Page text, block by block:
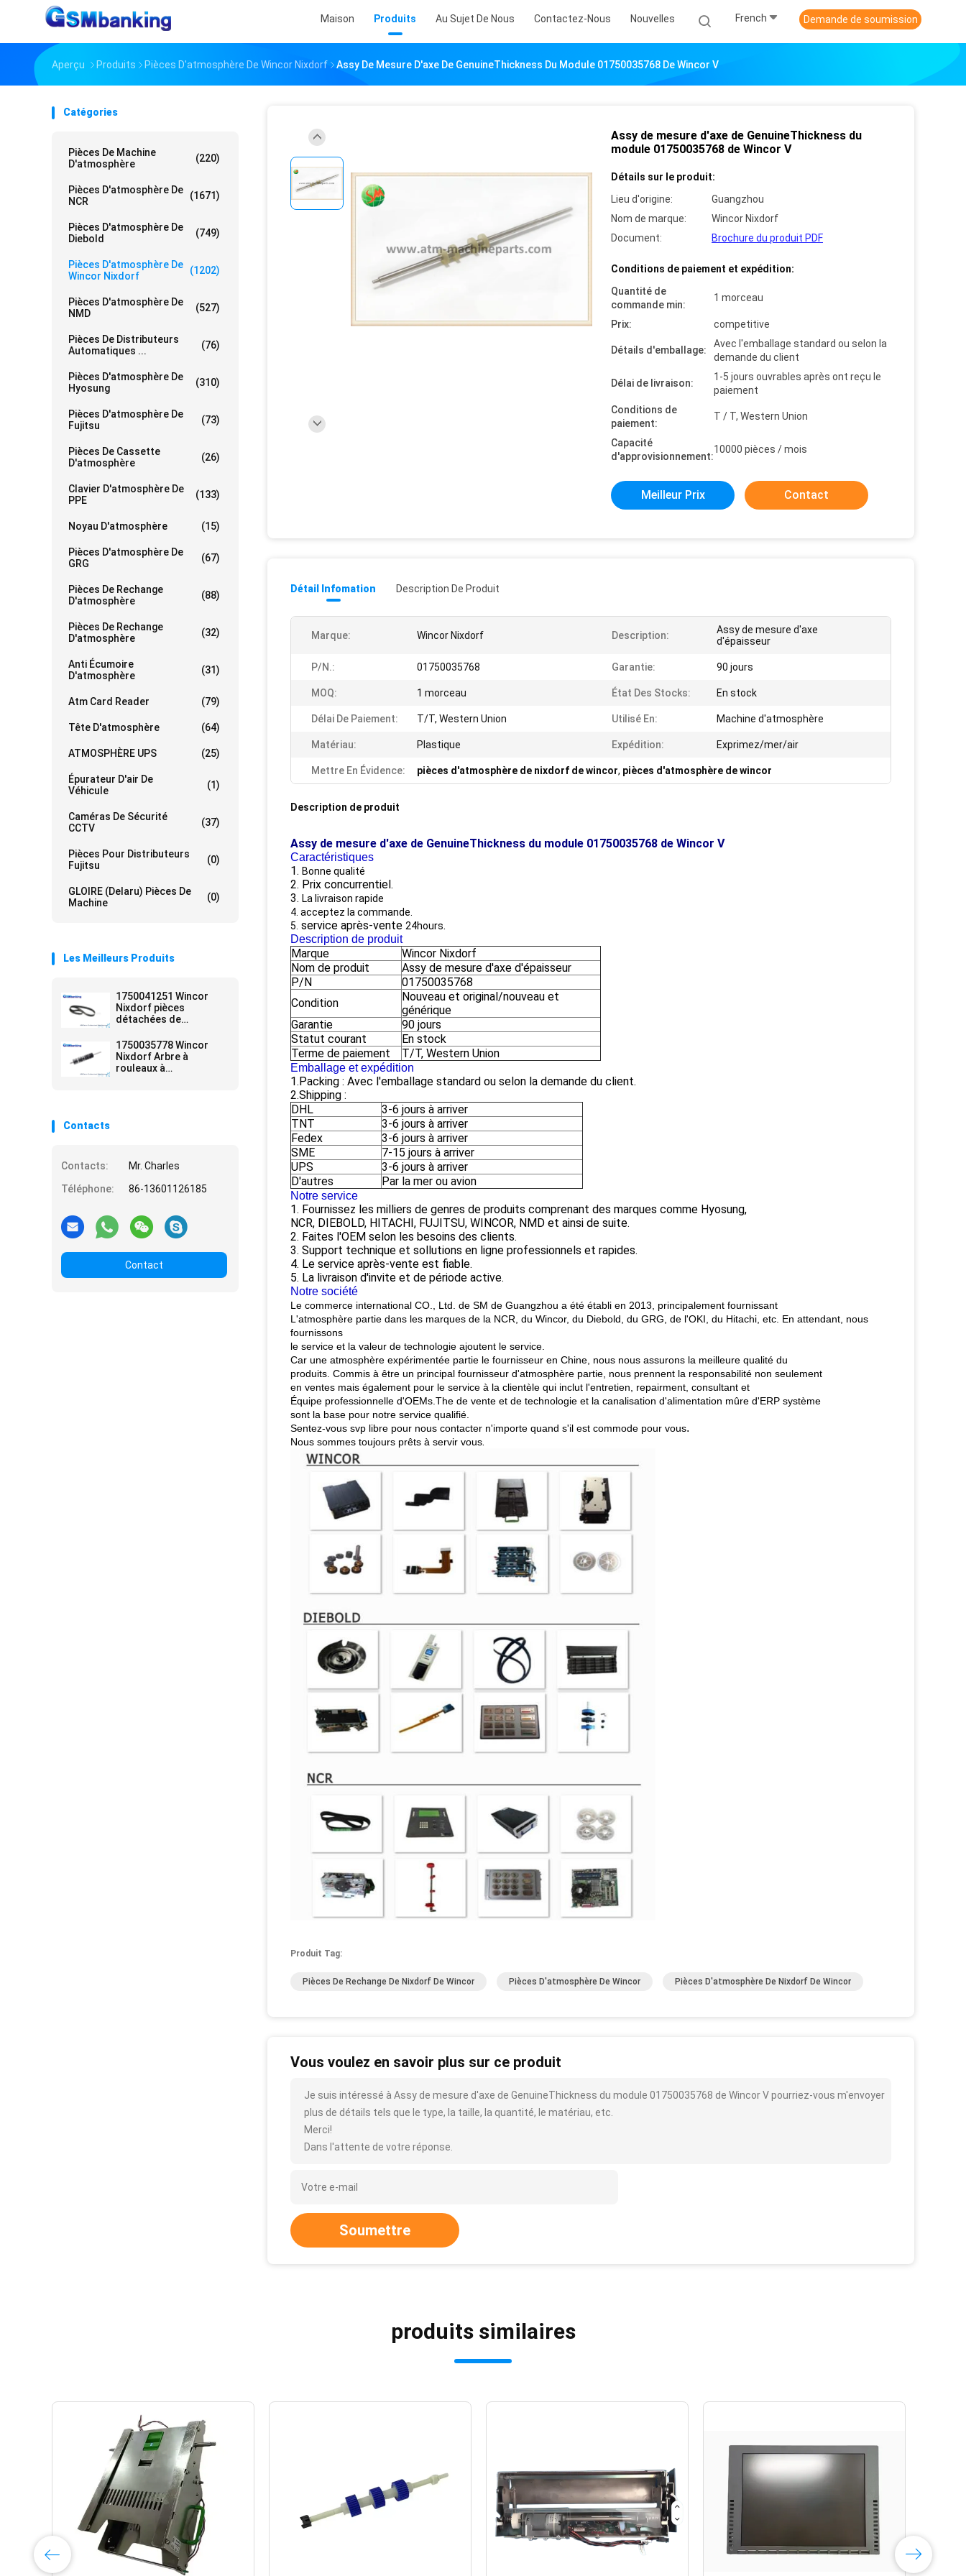
Maison Produits Au Sujet De Nous Contactez-Nous Nouvelles French Demande de soumission
Aperçu Produits Pièces D'atmosphère De Wincor Nixdorf Assy De Mesure D'axe De GenuineThickness Du Module 01750035768 De Wincor V
Catégories
Pièces De Machine
D'atmosphère
(220)
Pièces D'atmosphère De
NCR
(1671)
Pièces D'atmosphère De
Diebold
(749)
Pièces D'atmosphère De
Wincor Nixdorf
(1202)
Pièces D'atmosphère De
NMD
(527)
Pièces De Distributeurs
Automatiques ...
(76)
Pièces D'atmosphère De
Hyosung
(310)
Pièces D'atmosphère De
Fujitsu
(73)
Pièces De Cassette
D'atmosphère
(26)
Clavier D'atmosphère De
PPE
(133)
Noyau D'atmosphère (15)
Pièces D'atmosphère De
GRG
(67)
Pièces De Rechange
D'atmosphère
(88)
Pièces De Rechange
D'atmosphère
(32)
Anti Écumoire
D'atmosphère
(31)
Atm Card Reader (79)
Tête D'atmosphère (64)
ATMOSPHÈRE UPS (25)
Épurateur D'air De
Véhicule
(1)
Caméras De Sécurité
CCTV
(37)
Pièces Pour Distributeurs
Fujitsu
(0)
GLOIRE (Delaru) Pièces De
Machine
(0)
Les Meilleurs Produits
1750041251 Wincor
Nixdorf pièces
détachées de
automatiques
1750035778 Wincor
Nixdorf Arbre à
rouleaux à
Contacts
Contacts:
Mr. Charles
Téléphone:
86-13601126185
Contact
Assy de mesure d'axe de GenuineThickness du
module 01750035768 de Wincor V
Détails sur le produit:
Lieu d'origine:
Guangzhou
Nom de marque:
Wincor Nixdorf
Document:
Brochure du produit PDF
Conditions de paiement et expédition:
Quantité de
commande min:
1 morceau
Prix: competitive
Détails d'emballage:
Avec l'emballage standard ou selon la
demande du client
Délai de livraison:
1-5 jours ouvrables après ont reçu le
paiement
Conditions de
paiement:
T / T, Western Union
Capacité
d'approvisionnement:
10000 pièces / mois
Meilleur Prix Contact
Détail Infomation Description De Produit
Marque: Wincor Nixdorf Description:
Assy de mesure d'axe
d'épaisseur
P/N.: 01750035768 Garantie: 90 jours
MOQ: 1 morceau État Des Stocks: En stock
Délai De Paiement: T/T, Western Union Utilisé En: Machine d'atmosphère
Matériau: Plastique Expédition: Exprimez/mer/air
Mettre En Évidence: pièces d'atmosphère de nixdorf de wincor, pièces d'atmosphère de wincor
Description de produit
Assy de mesure d'axe de GenuineThickness du module 01750035768 de Wincor V
Caractéristiques
1. Bonne qualité
2. Prix concurrentiel.
3. La livraison rapide
4. acceptez la commande.
5. service après-vente 24hours.
Description de produit
Marque
Wincor Nixdorf
Nom de produit
Assy de mesure d'axe d'épaisseur
P/N
01750035768
Condition
Nouveau et original/nouveau et
générique
Garantie
90 jours
Statut courant
En stock
Terme de paiement
T/T, Western Union
Emballage et expédition
1.Packing : Avec l'emballage standard ou selon la demande du client.
2.Shipping :
DHL
3-6 jours à arriver
TNT
3-6 jours à arriver
Fedex
3-6 jours à arriver
SME
7-15 jours à arriver
UPS
3-6 jours à arriver
D'autres
Par la mer ou avion
Notre service
1. Fournissez les milliers de genres de produits comprenant des marques comme Hyosung,
NCR, DIEBOLD, HITACHI, FUJITSU, WINCOR, NMD et ainsi de suite.
2. Faites l'OEM selon les besoins des clients.
3. Support technique et sollutions en ligne professionnels et rapides.
4. Le service après-vente est fiable.
5. La livraison d'invite et de période active.
Notre société
Le commerce international CO., Ltd. de SM de Guangzhou a été établi en 2013, principalement fournissant
L'atmosphère partie dans les marques de la NCR, du Wincor, du Diebold, du GRG, de l'OKI, du Hitachi, etc. En attendant, nous
fournissons
le service et la valeur de technologie ajoutent le service.
Car une atmosphère expérimentée partie le fournisseur en Chine, nous nous assurons la meilleure qualité du
produits. Commis à être un principal fournisseur d'atmosphère partie, nous prennent la responsabilité non seulement
en ventes mais également pour le service à la clientèle qui inclut l'entretien, repairment, consultant et
Équipe professionnelle d'OEMs.The de vente et de technologie et la canalisation d'alimentation mûre d'ERP système
sont la base pour notre service qualifié.
Sentez-vous svp libre pour nous contacter n'importe quand s'il est commode pour vous.
Nous sommes toujours prêts à servir vous.
Produit Tag:
Pièces De Rechange De Nixdorf De Wincor Pièces D'atmosphère De Wincor Pièces D'atmosphère De Nixdorf De Wincor
Vous voulez en savoir plus sur ce produit
Je suis intéressé à Assy de mesure d'axe de GenuineThickness du module 01750035768 de Wincor V pourriez-vous m'envoyer
plus de détails tels que le type, la taille, la quantité, le matériau, etc.
Merci!
Dans l'attente de votre réponse.
Soumettre
produits similaires